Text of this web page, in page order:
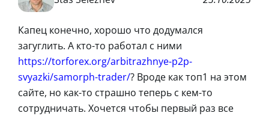
Капец конечно, хорошо что додумался
загуглить. А кто-то работал с ними
https://torforex.org/arbitrazhnye-p2p-
svyazki/samorph-trader/? Вроде как топ1 на этом
сайте, но как-то страшно теперь с кем-то
сотрудничать. Хочется чтобы первый раз все